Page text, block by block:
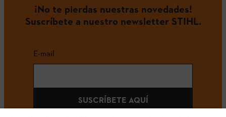
¡No te pierdas nuestras novedades!
Suscríbete a nuestro newsletter STIHL.
E-mail
SUSCRÍBETE AQUÍ